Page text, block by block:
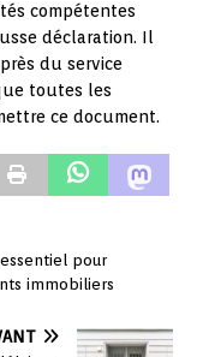
compétentes
déclaration. Il
du service
toutes les
ce document.
pour
immobiliers